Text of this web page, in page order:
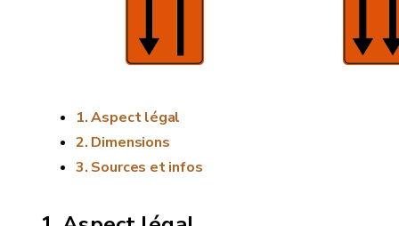
Aspect légal
Dimensions
Sources et infos